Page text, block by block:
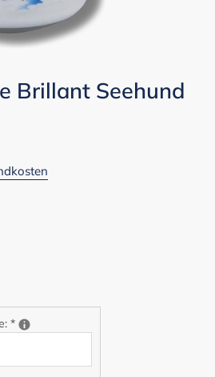
Brillant Seehund
*